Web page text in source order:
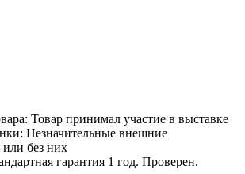
Товар принимал участие в выставке
Незначительные внешние
без них
гарантия 1 год. Проверен.